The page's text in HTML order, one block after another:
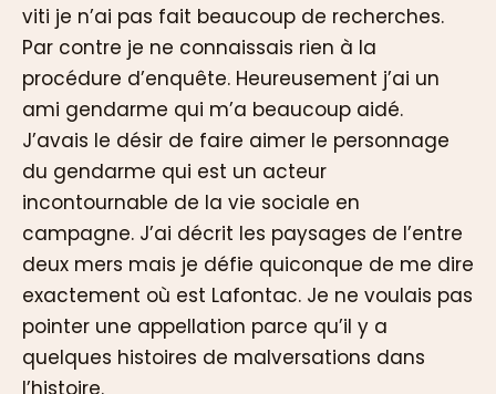
viti je n’ai pas fait beaucoup de recherches.
Par contre je ne connaissais rien à la
procédure d’enquête. Heureusement j’ai un
ami gendarme qui m’a beaucoup aidé.
J’avais le désir de faire aimer le personnage
du gendarme qui est un acteur
incontournable de la vie sociale en
campagne. J’ai décrit les paysages de l’entre
deux mers mais je défie quiconque de me dire
exactement où est Lafontac. Je ne voulais pas
pointer une appellation parce qu’il y a
quelques histoires de malversations dans
l’histoire.